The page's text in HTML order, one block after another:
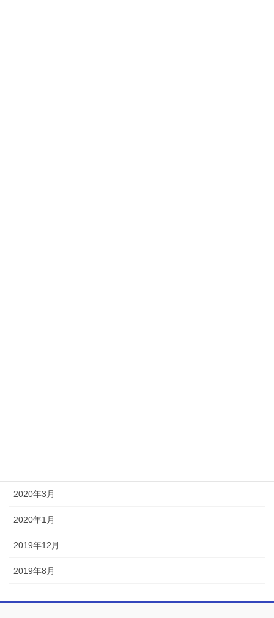
2020年3月
2020年1月
2019年12月
2019年8月